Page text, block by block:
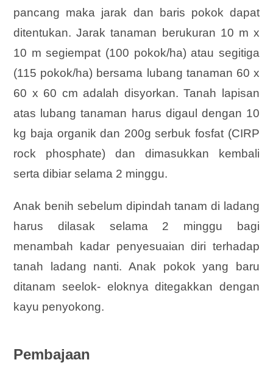
pancang maka jarak dan baris pokok dapat
ditentukan. Jarak tanaman berukuran 10 m x
10 m segiempat (100 pokok/ha) atau segitiga
(115 pokok/ha) bersama lubang tanaman 60 x
60 x 60 cm adalah disyorkan. Tanah lapisan
atas lubang tanaman harus digaul dengan 10
kg baja organik dan 200g serbuk fosfat (CIRP
rock phosphate) dan dimasukkan kembali
serta dibiar selama 2 minggu.
Anak benih sebelum dipindah tanam di ladang
harus dilasak selama 2 minggu bagi
menambah kadar penyesuaian diri terhadap
tanah ladang nanti. Anak pokok yang baru
ditanam seelok- eloknya ditegakkan dengan
kayu penyokong.
Pembajaan